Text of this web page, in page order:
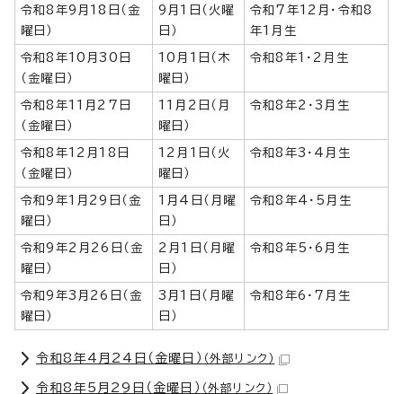
令和8年9月18日（金
曜日）
9月1日（火曜
日）
令和7年12月・令和8
年1月生
令和8年10月30日
（金曜日）
10月1日（木
曜日）
令和8年1・2月生
令和8年11月27日
（金曜日）
11月2日（月
曜日）
令和8年2・3月生
令和8年12月18日
（金曜日）
12月1日（火
曜日）
令和8年3・4月生
令和9年1月29日（金
曜日）
1月4日（月曜
日）
令和8年4・5月生
令和9年2月26日（金
曜日）
2月1日（月曜
日）
令和8年5・6月生
令和9年3月26日（金
曜日）
3月1日（月曜
日）
令和8年6・7月生
令和8年4月24日（金曜日） （外部リンク）
令和8年5月29日（金曜日） （外部リンク）